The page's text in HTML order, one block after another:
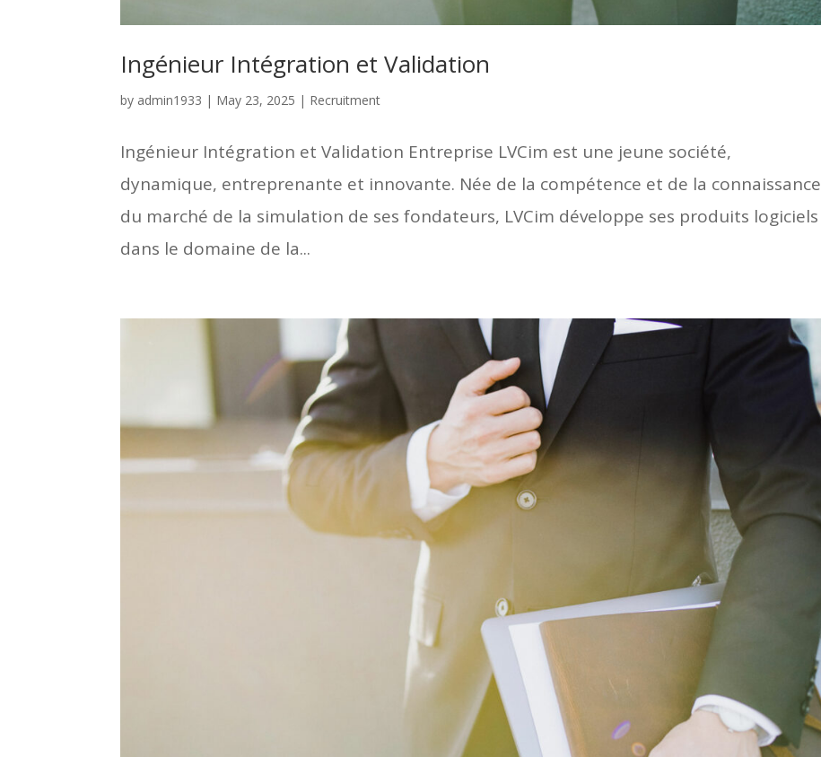
Ingénieur Intégration et Validation
by admin1933 | May 23, 2025 | Recruitment
Ingénieur Intégration et Validation Entreprise LVCim est une jeune société,
dynamique, entreprenante et innovante. Née de la compétence et de la connaissance
du marché de la simulation de ses fondateurs, LVCim développe ses produits logiciels
dans le domaine de la...